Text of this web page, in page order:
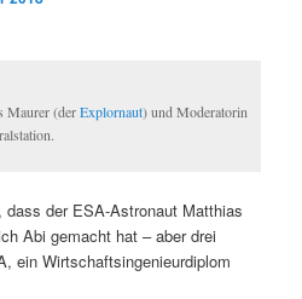
Maurer (derExplornaut) und Moderatorin
der ESA-Astronaut Matthias
Abi gemacht hat – aber drei
ein Wirtschaftsingenieurdiplom